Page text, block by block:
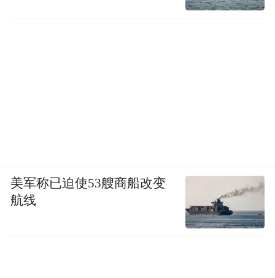
美军称已迫使53艘商船改变
航线